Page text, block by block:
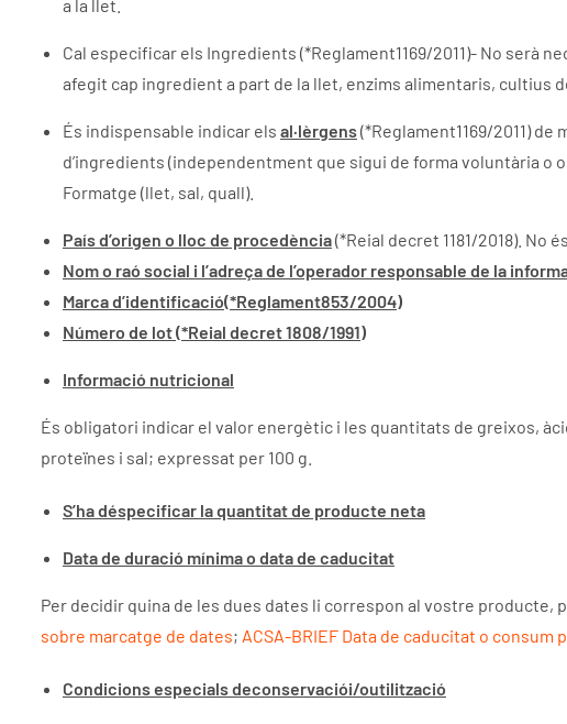
a la llet.
Cal especificar els Ingredients (*Reglament1169/2011)- No serà
afegit cap ingredient a part de la llet, enzims alimentaris, cultius
És indispensable indicar els al·lèrgens(*Reglament1169/2011)
d’ingredients (independentment que sigui de forma voluntària o
Formatge (llet, sal, quall).
País d’origen o lloc de procedència(*Reial decret 1181/2018). No
Nom o raó social i l’adreça de l’operador responsable de la
Marca d’identificació(*Reglament853/2004)
Número de lot (*Reial decret 1808/1991)
Informació nutricional
És obligatori indicar el valor energètic i les quantitats de greixos,
proteïnes i sal; expressat per 100 g.
S’ha déspecificar la quantitat de producte neta
Data de duració mínima o data de caducitat
Per decidir quina de les dues dates li correspon al vostre
sobre marcatge de dates; ACSA-BRIEF Data de caducitat o consum
Condicions especials deconservaciói/outilització